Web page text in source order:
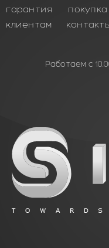
гарантия
покупка
клиентам
Работаем с